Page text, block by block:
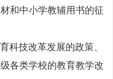
和中小学教辅用书的征
科技改革发展的政策、
各类学校的教育教学改